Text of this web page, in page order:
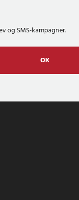
og SMS-kampagner.
OK